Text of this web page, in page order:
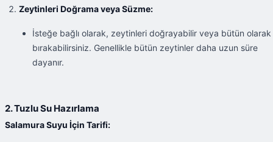
Zeytinleri Doğrama veya Süzme:
İsteğe bağlı olarak, zeytinleri doğrayabilir veya bütün olarak
bırakabilirsiniz. Genellikle bütün zeytinler daha uzun süre
dayanır.
2. Tuzlu Su Hazırlama
Salamura Suyu İçin Tarifi: